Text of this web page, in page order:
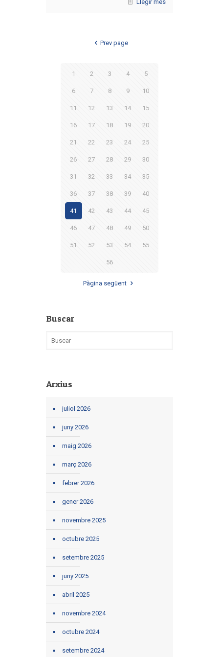
Llegir més
Prev page
1 2 3 4 5
6 7 8 9 10
11 12 13 14 15
16 17 18 19 20
21 22 23 24 25
26 27 28 29 30
31 32 33 34 35
36 37 38 39 40
41 42 43 44 45
46 47 48 49 50
51 52 53 54 55
56
Pàgina següent
Buscar
Arxius
juliol 2026
juny 2026
maig 2026
març 2026
febrer 2026
gener 2026
novembre 2025
octubre 2025
setembre 2025
juny 2025
abril 2025
novembre 2024
octubre 2024
setembre 2024